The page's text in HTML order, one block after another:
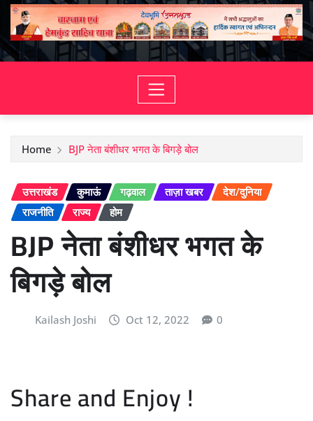
Home BJP नेता बंशीधर भगत के बिगड़े बोल
उत्तराखंड कुमाऊं गढ़वाल ताज़ा खबर
देश/दुनिया
राजनीति
राज्य होम
BJP नेता बंशीधर भगत के
बिगड़े बोल
Kailash Joshi Oct 12, 2022 0
Share and Enjoy !